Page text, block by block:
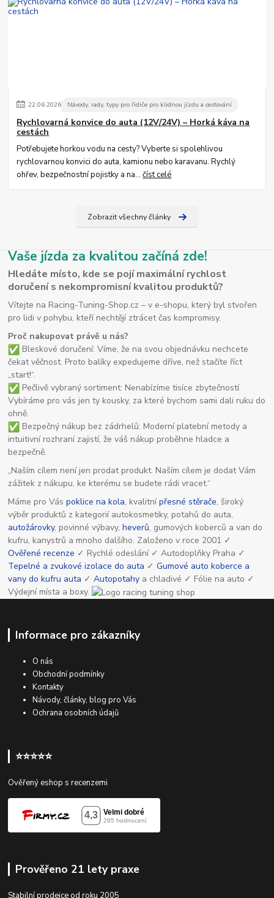
22.06.2026 Návody, rady, typy pro řidiče pro klidnou jízdu a cestování
Rychlovarná konvice do auta (12V/24V) – Horká káva na
cestách
Potřebujete horkou vodu na cesty? Vyberte si spolehlivou
rychlovarnou konvici do auta, kamionu nebo karavanu. Rychlý
ohřev, bezpečnostní pojistky a na...číst celé
Zobrazit všechny články
Vaše jízda za kvalitou začíná zde!
Hledáte místo, kde se pojí maximální rychlost
doručení s nekompromisní kvalitou produktů?
Vítejte na Racing-Tuning-Shop.cz – v e-shopu, který byl stvořen
pro lidi v pohybu, kteří nechtějí ztrácet čas kompromisy.
Proč nakupovat právě u nás?
Bleskové doručení: Víme, že na svou objednávku nechcete
čekat věčnost. Proto balíky expedujeme dříve, než stačíte říct
„start!“.
Pečlivě vybraný sortiment: Nenabízíme tisíce zbytečností.
Vybíráme pro vás jen ty kousky, za které bychom sami dali ruku do
ohně.
Bezpečný nákup bez zádrhelů: Moderní platební metody a
intuitivní rozhraní zajistí, že váš nákup proběhne hladce a
bezpečně.
„Naším cílem není jen prodat produkt. Naším cílem je dodat Vám
zážitek z nákupu, ke kterému se budete rádi vracet.“
Máme pro Váspoklice na kola, kvalitnípřesné stěrače, široký
výběr produktů z kategorií autokosmetiky, potahů do auta,
autožárovky, povinné výbavy,heverů, gumových koberců a van do
kufru, kanystrů a mnoho dalšího. Založeno v roce 2001 ✓
Ověřené recenze ✓ Rychlé odeslání ✓ Autodoplňky Praha ✓
Tepelné a zvukové izolace do auta ✓Gumové auto koberce a
vany do kufru auta ✓Autopotahy a chladivé ✓ Fólie na auto ✓
Výdejní místa a boxy.
Informace pro zákazníky
O nás
Obchodní podmínky
Kontakty
Návody, články, blog pro Vás
Ochrana osobních údajů
⭐⭐⭐⭐⭐
Ověřený eshop s recenzemi
Prověřeno 21 lety praxe
Stabilní prodejce od roku 2005